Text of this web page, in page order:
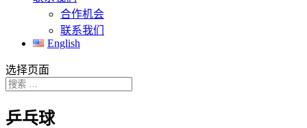
合作机会
联系我们
English
选择页面
乒乓球